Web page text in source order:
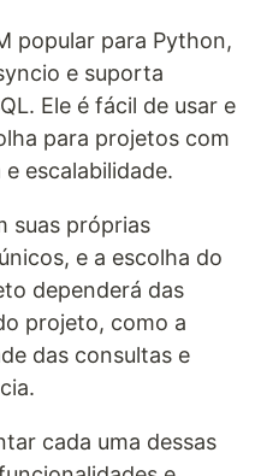
popular para Python,
e suporta
Ele é fácil de usar e
para projetos com
escalabilidade.
suas próprias
e a escolha do
dependerá das
projeto, como a
das consultas e
cada uma dessas